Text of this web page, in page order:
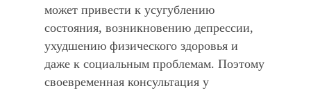
может привести к усугублению
состояния, возникновению депрессии,
ухудшению физического здоровья и
даже к социальным проблемам. Поэтому
своевременная консультация у